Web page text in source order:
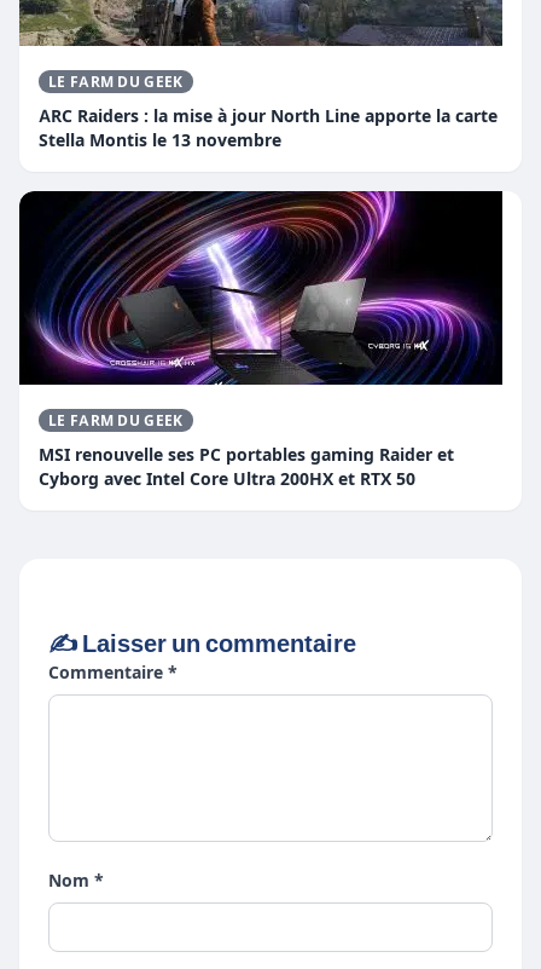
LE FARM DU GEEK
ARC Raiders : la mise à jour North Line apporte la carte
Stella Montis le 13 novembre
LE FARM DU GEEK
MSI renouvelle ses PC portables gaming Raider et
Cyborg avec Intel Core Ultra 200HX et RTX 50
✍️ Laisser un commentaire
Commentaire *
Nom *